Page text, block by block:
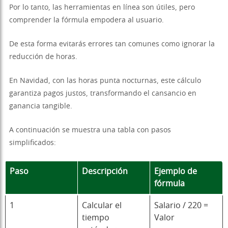
Por lo tanto, las herramientas en línea son útiles, pero
comprender la fórmula empodera al usuario.
De esta forma evitarás errores tan comunes como ignorar la
reducción de horas.
En Navidad, con las horas punta nocturnas, este cálculo
garantiza pagos justos, transformando el cansancio en
ganancia tangible.
A continuación se muestra una tabla con pasos
simplificados:
Paso Descripción
Ejemplo de
fórmula
1
Calcular el
tiempo
Salario / 220 =
Valor